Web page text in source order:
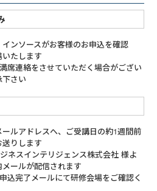
インソースがお客様のお申込を確認
いたします
席連絡をさせていただく場合がござい
さい
ルアドレスへ、ご受講日の約1週間前
りします
ネスインテリジェンス株式会社 様よ
ールが配信されます
込完了メールにて研修会場をご確認く